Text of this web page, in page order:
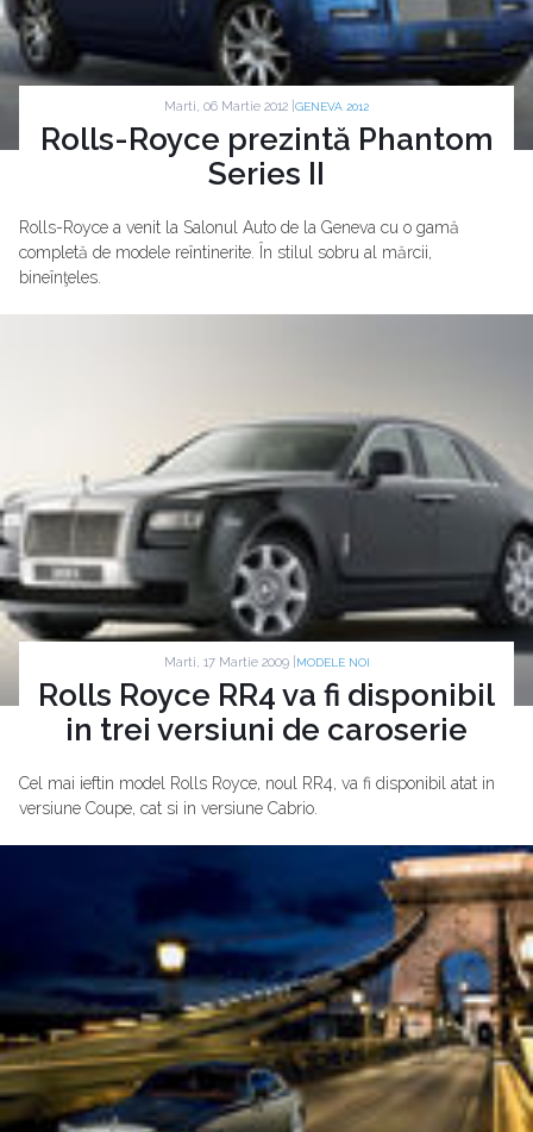
Marti, 06 Martie 2012 | GENEVA 2012
Rolls-Royce prezintă Phantom
Series II
Rolls-Royce a venit la Salonul Auto de la Geneva cu o gamă
completă de modele reîntinerite. În stilul sobru al mărcii,
bineînţeles.
Marti, 17 Martie 2009 | MODELE NOI
Rolls Royce RR4 va fi disponibil
in trei versiuni de caroserie
Cel mai ieftin model Rolls Royce, noul RR4, va fi disponibil atat in
versiune Coupe, cat si in versiune Cabrio.